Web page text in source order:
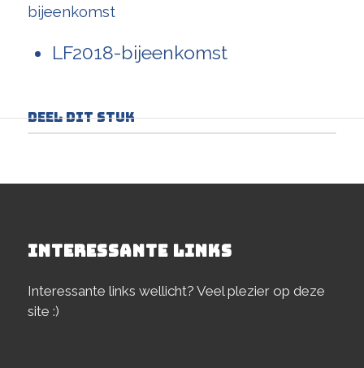
bijeenkomst
LF2018-bijeenkomst
Deel dit stuk
INTERESSANTE LINKS
Interessante links wellicht? Veel plezier op deze
site :)